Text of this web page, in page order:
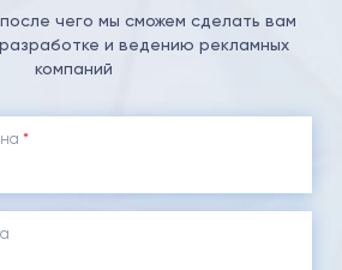
чего мы сможем сделать вам
и ведению рекламных
компаний
*